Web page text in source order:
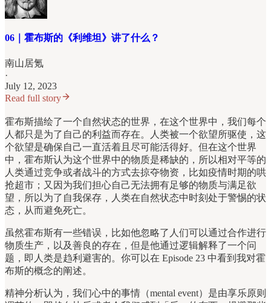
06｜霍布斯的《利维坦》讲了什么？
南山居氪
·
July 12, 2023
Read full story
霍布斯描绘了一个自然状态的世界，在这个世界中，我们每个
人都只是为了自己的利益而存在。人类被一个欲望所驱使，这
个欲望是确保自己一直活着且尽可能活得好。但在这个世界
中，霍布斯认为这个世界中的物质是稀缺的，所以相对平等的
人类通过竞争或者战斗的方式去掠夺物资，比如疫情时期的哄
抢超市；又因为我们担心自己无法拥有足够的物质与满足欲
望，所以为了自我保存，人类在自然状态中时刻处于警惕的状
态，从而避免死亡。
虽然霍布斯有一些错误，比如他忽略了人们可以通过合作进行
物质生产，以及善良的存在，但是他通过逻辑解释了一个问
题，即人类是趋利避害的。你可以在 Episode 23 中看到我对霍
布斯的概念的阐述。
精神分析认为，我们心中的事情（mental event）是由享乐原则